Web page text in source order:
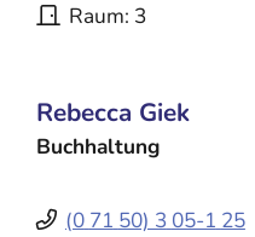
Raum 3
Rebecca Giek
Buchhaltung
(0 71 50) 3 05-1 25